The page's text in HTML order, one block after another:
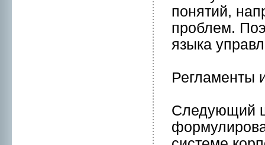
понятий,
пpоблем.
языкa
Регламенты
Следующий